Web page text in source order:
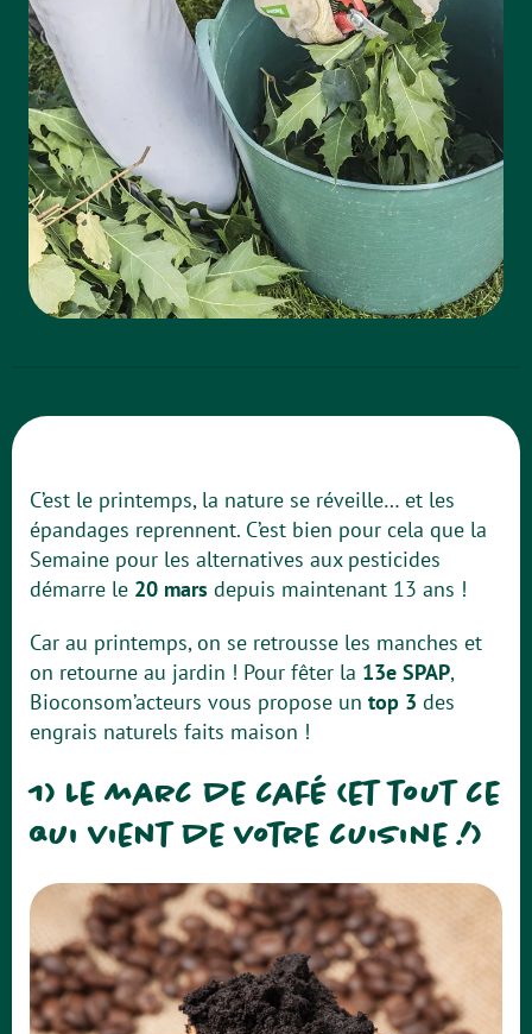
C’est le printemps, la nature se réveille… et les
épandages reprennent. C’est bien pour cela que la
Semaine pour les alternatives aux pesticides
démarre le 20 mars depuis maintenant 13 ans !
Car au printemps, on se retrousse les manches et
on retourne au jardin ! Pour fêter la 13e SPAP,
Bioconsom’acteurs vous propose un top 3 des
engrais naturels faits maison !
1) Le marc de café (et tout ce
qui vient de votre cuisine !)